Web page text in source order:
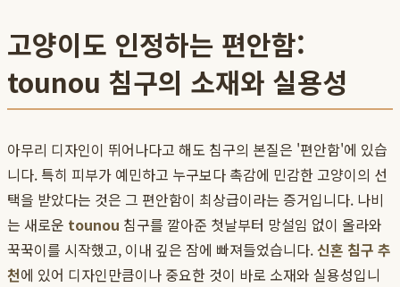
고양이도 인정하는 편안함:
tounou 침구의 소재와 실용성
아무리 디자인이 뛰어나다고 해도 침구의 본질은 '편안함'에 있습
니다. 특히 피부가 예민하고 누구보다 촉감에 민감한 고양이의 선
택을 받았다는 것은 그 편안함이 최상급이라는 증거입니다. 나비
는 새로운 tounou 침구를 깔아준 첫날부터 망설임 없이 올라와
꾹꾹이를 시작했고, 이내 깊은 잠에 빠져들었습니다.신혼 침구 추
천에 있어 디자인만큼이나 중요한 것이 바로 소재와 실용성입니